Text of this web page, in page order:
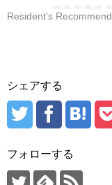
Resident's Recommend
シェアする
フォローする